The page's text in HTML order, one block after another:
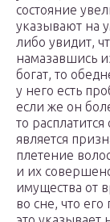
состояние
указывают на
либо увидит,
намазавшись
богат, то
у него есть
если же он
то
является
плетение
и их
имущества от
во сне, что